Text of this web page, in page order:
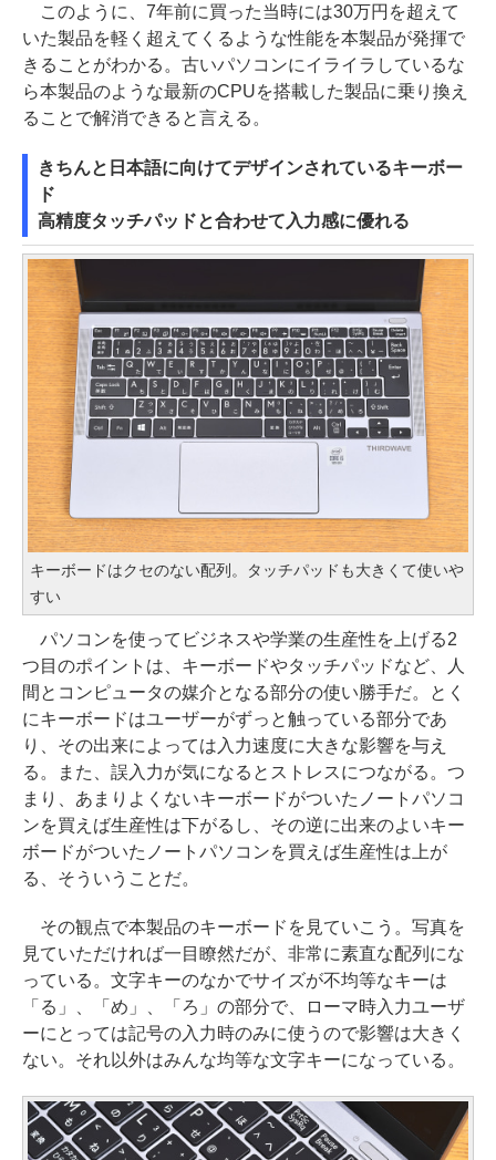
このように、7年前に買った当時には30万円を超えて
いた製品を軽く超えてくるような性能を本製品が発揮で
きることがわかる。古いパソコンにイライラしているな
ら本製品のような最新のCPUを搭載した製品に乗り換え
ることで解消できると言える。
きちんと日本語に向けてデザインされているキーボー
ド
高精度タッチパッドと合わせて入力感に優れる
キーボードはクセのない配列。タッチパッドも大きくて使いや
すい
パソコンを使ってビジネスや学業の生産性を上げる2
つ目のポイントは、キーボードやタッチパッドなど、人
間とコンピュータの媒介となる部分の使い勝手だ。とく
にキーボードはユーザーがずっと触っている部分であ
り、その出来によっては入力速度に大きな影響を与え
る。また、誤入力が気になるとストレスにつながる。つ
まり、あまりよくないキーボードがついたノートパソコ
ンを買えば生産性は下がるし、その逆に出来のよいキー
ボードがついたノートパソコンを買えば生産性は上が
る、そういうことだ。
その観点で本製品のキーボードを見ていこう。写真を
見ていただければ一目瞭然だが、非常に素直な配列にな
っている。文字キーのなかでサイズが不均等なキーは
「る」、「め」、「ろ」の部分で、ローマ時入力ユーザ
ーにとっては記号の入力時のみに使うので影響は大きく
ない。それ以外はみんな均等な文字キーになっている。